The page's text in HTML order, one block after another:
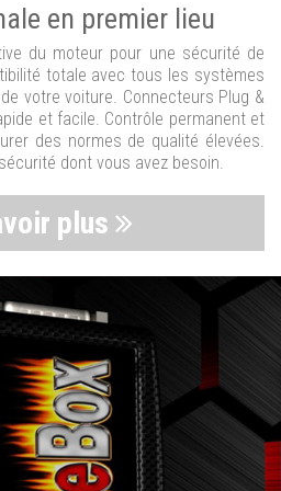
en premier lieu
du moteur pour une sécurité de
totale avec tous les systèmes
votre voiture. Connecteurs Plug &
et facile. Contrôle permanent et
des normes de qualité élevées.
dont vous avez besoin.
plus